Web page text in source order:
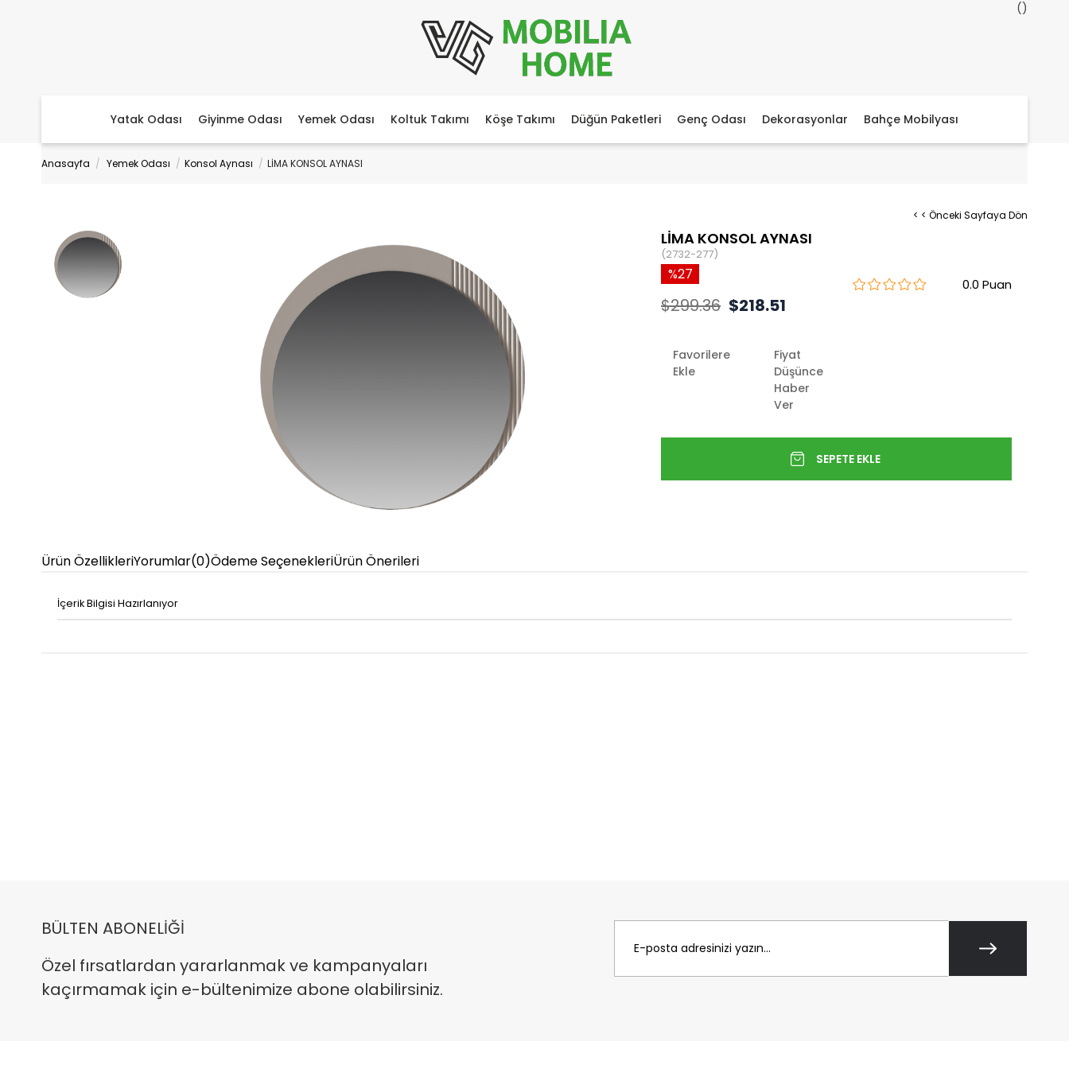
Yatak Odası Giyinme Odası Yemek Odası Koltuk Takımı Köşe Takımı Düğün Paketleri Genç Odası Dekorasyonlar Bahçe Mobilyası
Anasayfa Yemek Odası Konsol Aynası LİMA KONSOL AYNASI
< < Önceki Sayfaya Dön
LİMA KONSOL AYNASI
(2732-277)
0.0
27
$299.36 $218.51
Favorilere
Ekle
Fiyat
Düşünce
Haber
Ver
Ürün ÖzellikleriYorumlar(0)Ödeme SeçenekleriÜrün Önerileri
İçerik Bilgisi Hazırlanıyor
BÜLTEN ABONELİĞİ
Özel fırsatlardan yararlanmak ve kampanyaları
kaçırmamak için e-bültenimize abone olabilirsiniz.